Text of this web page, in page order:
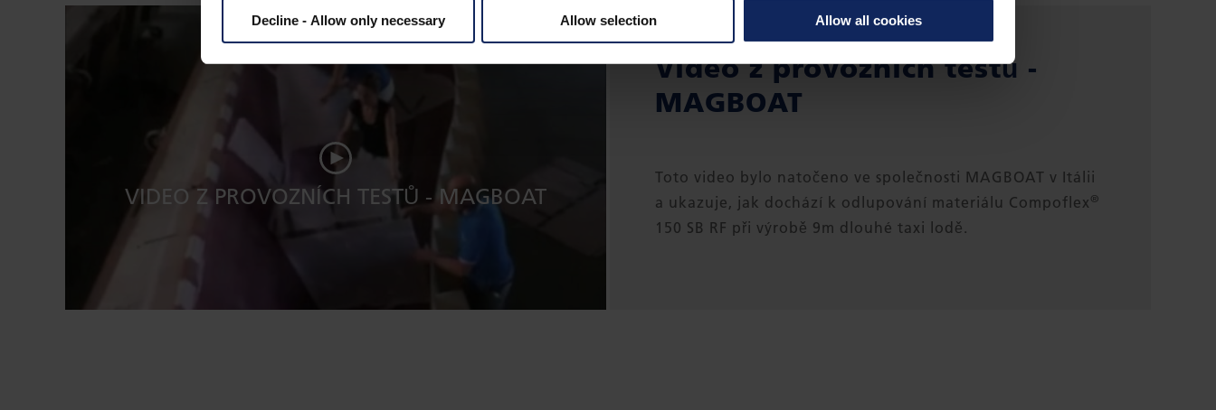
Decline - Allow only necessary Allow selection Allow all cookies
VIDEO Z PROVOZNÍCH TESTŮ - MAGBOAT
Video z provozních testů -
MAGBOAT
Toto video bylo natočeno ve společnosti MAGBOAT v Itálii
a ukazuje, jak dochází k odlupování materiálu Compoflex ®
150 SB RF při výrobě 9m dlouhé taxi lodě.